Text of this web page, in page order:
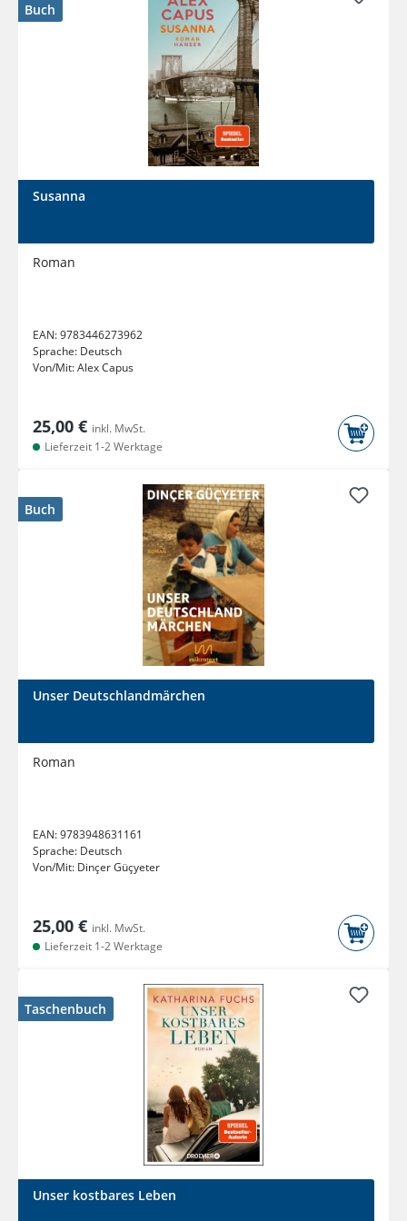
Buch
Susanna
Roman
EAN:9783446273962
Sprache: Deutsch
Von/Mit:Alex Capus
25,00 € inkl. MwSt.
Lieferzeit 1-2 Werktage
Buch
Unser Deutschlandmärchen
Roman
EAN:9783948631161
Sprache: Deutsch
Von/Mit: Dinçer Güçyeter
25,00 € inkl. MwSt.
Lieferzeit 1-2 Werktage
Taschenbuch
Unser kostbares Leben